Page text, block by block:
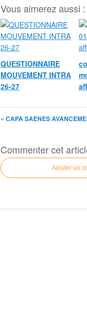
Vous aimerez aussi :
QUESTIONNAIRE
MOUVEMENT INTRA
26-27
« CAPA SAENES
Commenter cet
Ajouter un